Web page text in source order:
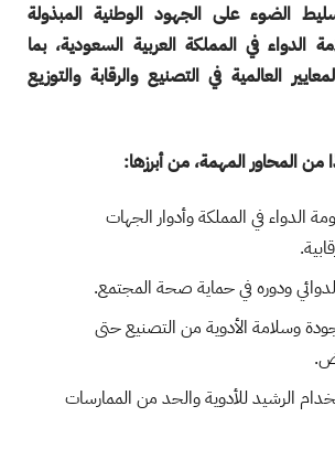
الضوء على الجهود الوطنية المبذولة
في المملكة العربية السعودية، بما
العالمية في التصنيع والرقابة والتوزيع
من المحاور المهمة، من أبرزها:
الدواء في المملكة وأدوار الجهات
ودوره في حماية صحة المجتمع.
وسلامة الأدوية من التصنيع حتى
الرشيد للأدوية والحد من الممارسات